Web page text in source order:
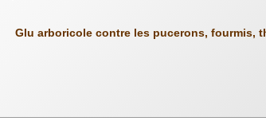
Glu arboricole contre les pucerons, fourmis,